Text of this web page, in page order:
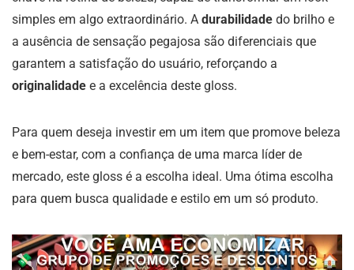
simples em algo extraordinário. A durabilidade do brilho e
a ausência de sensação pegajosa são diferenciais que
garantem a satisfação do usuário, reforçando a
originalidade e a excelência deste gloss.
Para quem deseja investir em um item que promove beleza
e bem-estar, com a confiança de uma marca líder de
mercado, este gloss é a escolha ideal. Uma ótima escolha
para quem busca qualidade e estilo em um só produto.